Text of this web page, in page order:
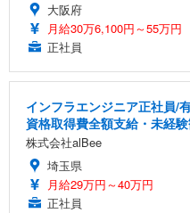
大阪府
月給30万6,100円～55万円
正社員
インフラエンジニア正社員/
資格取得費全額支給・未経
株式会社alBee
埼玉県
月給29万円～40万円
正社員